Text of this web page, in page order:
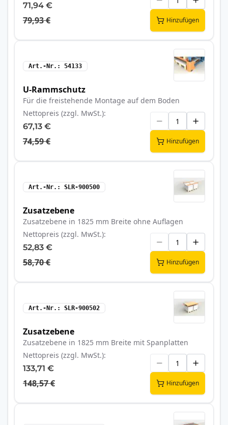
71,94 €
79,93 € Hinzufügen
Art.-Nr. 54133
U-Rammschutz
Für die freistehende Montage auf dem Boden
Nettopreis (zzgl. MwSt.)
67,13 €
74,59 € Hinzufügen
Art.-Nr. SLR-900500
Zusatzebene
Zusatzebene in 1825 mm Breite ohne Auflagen
Nettopreis (zzgl. MwSt.)
52,83 €
58,70 € Hinzufügen
Art.-Nr. SLR-900502
Zusatzebene
Zusatzebene in 1825 mm Breite mit Spanplatten
Nettopreis (zzgl. MwSt.)
133,71 €
148,57 € Hinzufügen